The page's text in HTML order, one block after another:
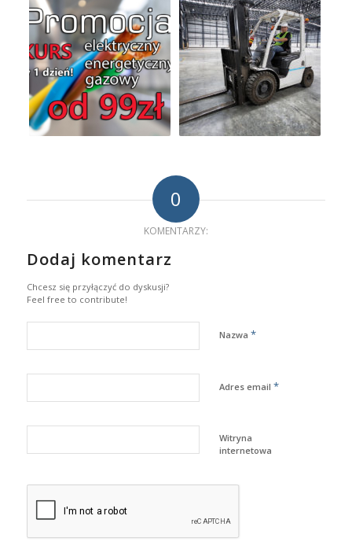
0
KOMENTARZY:
Dodaj komentarz
Chcesz się przyłączyć do dyskusji?
Feel free to contribute!
Nazwa *
Adres email *
Witryna
internetowa